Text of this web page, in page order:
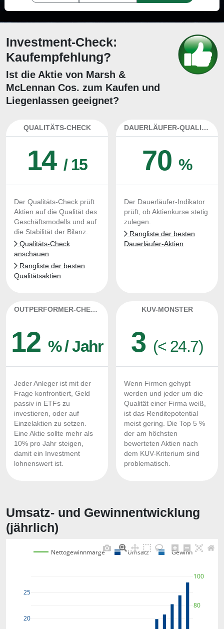
Investment-Check:
Kaufempfehlung?
Ist die Aktie von Marsh &
McLennan Cos. zum Kaufen und
Liegenlassen geeignet?
QUALITÄTS-CHECK
14 / 15
Der Qualitäts-Check prüft
Aktien auf die Qualität des
Geschäftsmodells und auf
die Stabilität der Bilanz.
Qualitäts-Check
anschauen
Rangliste der besten
Qualitätsaktien
DAUERLÄUFER-QUALITÄTEN
70%
Der Dauerläufer-Indikator
prüft, ob Aktienkurse stetig
zulegen.
Rangliste der besten
Dauerläufer-Aktien
OUTPERFORMER-CHECK
12 % / Jahr
Jeder Anleger ist mit der
Frage konfrontiert, Geld
passiv in ETFs zu
investieren, oder auf
Einzelaktien zu setzen.
Eine Aktie sollte mehr als
10% pro Jahr steigen,
damit ein Investment
lohnenswert ist.
KUV-MONSTER
3 (< 24.7)
Wenn Firmen gehypt
werden und jeder um die
Qualität einer Firma weiß,
ist das Renditepotential
meist gering. Die Top 5 %
der am höchsten
bewerteten Aktien nach
dem KUV-Kriterium sind
problematisch.
Umsatz- und Gewinnentwicklung
(jährlich)
20
25
80
100
Nettogewinnmarge Umsatz Gewinn